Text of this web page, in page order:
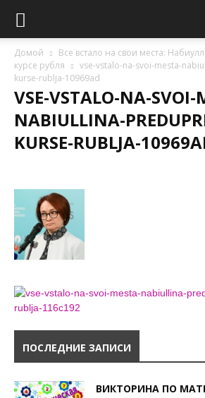
Домой
Все встало на свои места:
курсе рубля
vse-vstalo-na-svoi-mesta-
kurse-rublja-10969ad
VSE-VSTALO-NA-SVOI-
NABIULLINA-
KURSE-RUBLJA-
ПОСЛЕДНИЕ ЗАПИСИ
ВИКТОРИНА ПО